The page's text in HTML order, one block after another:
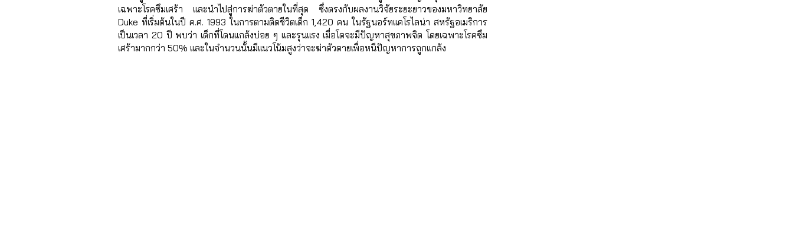
เฉพาะโรคซึมเศร้า และนำไปสู่การฆ่าตัวตายในที่สุด ซึ่งตรงกับผลงานวิจัยระยะยาวของมหาวิทยาลัย
Duke ที่เริ่มต้นในปี ค.ศ. 1993 ในการตามติดชีวิตเด็ก 1,420 คน ในรัฐนอร์ทเเคโรไลน่า สหรัฐอเมริการ
เป็นเวลา 20 ปี พบว่า เด็กที่โดนแกล้งบ่อย ๆ และรุนแรง เมื่อโตจะมีปัญหาสุขภาพจิต โดยเฉพาะโรคซึม
เศร้ามากกว่า 50% และในจำนวนนั้นมีแนวโน้มสูงว่าจะฆ่าตัวตายเพื่อหนีปัญหาการถูกแกล้ง